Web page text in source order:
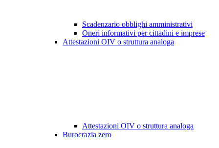
Scadenzario obblighi amministrativi
Oneri informativi per cittadini e imprese
Attestazioni OIV o struttura analoga
Attestazioni OIV o struttura analoga
Burocrazia zero